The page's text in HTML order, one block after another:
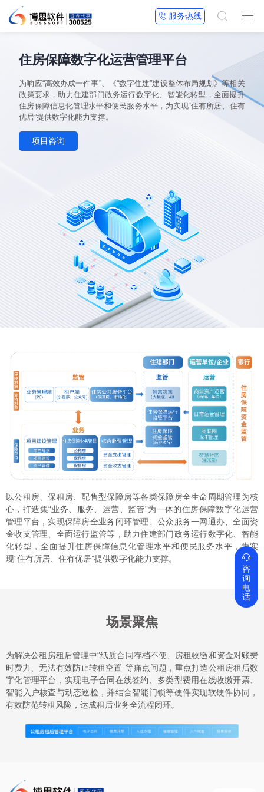

 服务热线 
住房保障数字化运营管理平台
为响应“高效办成一件事”、《“数字住建”建设整体布局规划》等相关
政策要求，助力住建部门政务运行数字化、智能化转型，全面提升
住房保障信息化管理水平和便民服务水平，为实现“住有所居、住有
优居”提供数字化能力支撑。
项目咨询
以公租房、保租房、配售型保障房等各类保障房全生命周期管理为核
心，打造集“业务、服务、运营、监管”为一体的住房保障数字化运营
管理平台，实现保障房全业务闭环管理、公众服务一网通办、全面资
金收支管理、全面运行监管等，助力住建部门政务运行数字化、智能
化转型，全面提升住房保障信息化管理水平和便民服务水平，为实
现“住有所居、住有优居”提供数字化能力支撑。
场景聚焦
为解决公租房租后管理中“纸质合同存档不便、房租收缴和资金对账费
时费力、无法有效防止转租空置”等痛点问题，重点打造公租房租后数
字化管理平台，实现电子合同在线签约、多类型费用在线收缴开票、
智能入户核查与动态巡检，并结合智能门锁等硬件实现软硬件协同，
有效防范转租风险，达成租后业务全流程闭环。

咨
询
电
话